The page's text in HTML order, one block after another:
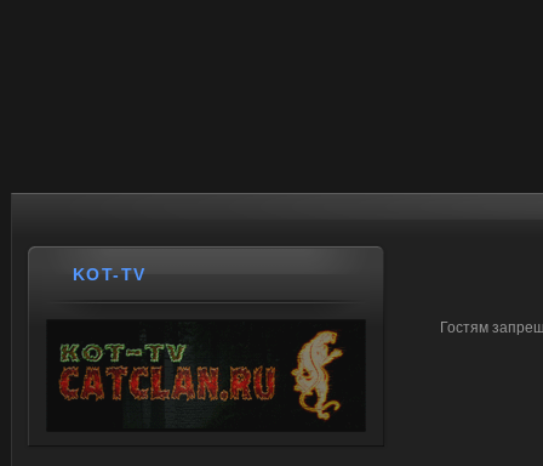
Гостям
KOT-TV